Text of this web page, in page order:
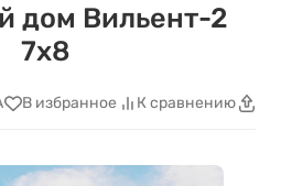
дом Вильент-2
7х8
В избранное К сравнению